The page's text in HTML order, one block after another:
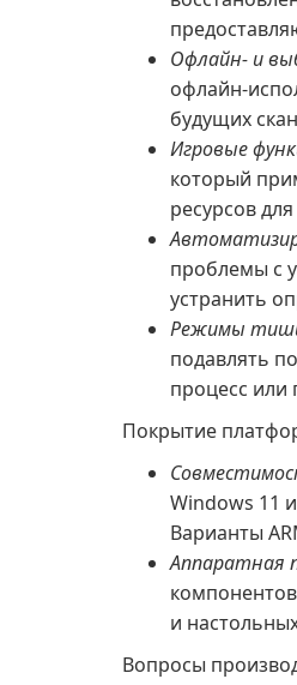
Офлайн- и
офлайн-
будущих
Игровые
который
ресурсов
проблемы с
устранить
Режимы
подавлять
процесс или
Покрытие
Windows 11
Варианты
Аппаратная
и
Вопросы